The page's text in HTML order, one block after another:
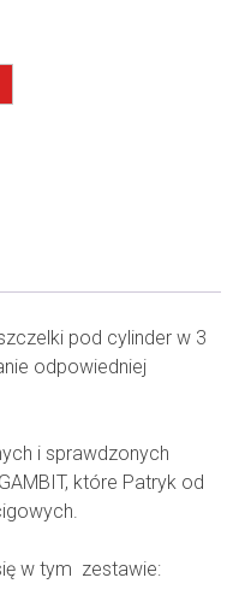
pod cylinder w 3
odpowiedniej
i sprawdzonych
które Patryk od
w tym zestawie: